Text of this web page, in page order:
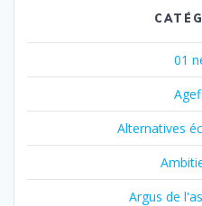
01
Agefi
Alternatives
Argus de